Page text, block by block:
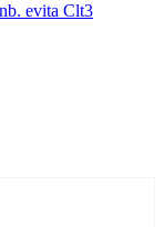
evita Clt3